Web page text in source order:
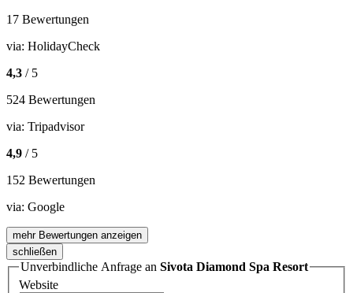
17 Bewertungen
via: HolidayCheck
4,3 / 5
524 Bewertungen
via: Tripadvisor
4,9 / 5
152 Bewertungen
via: Google
mehr Bewertungen anzeigen
schließen
Unverbindliche Anfrage an Sivota Diamond Spa Resort
Website